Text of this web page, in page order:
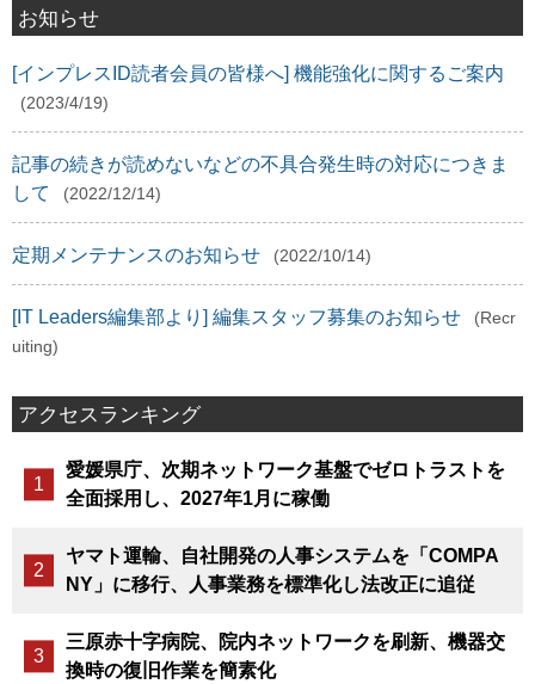
お知らせ
[インプレスID読者会員の皆様へ] 機能強化に関するご案内
(2023/4/19)
記事の続きが読めないなどの不具合発生時の対応につきま
して
(2022/12/14)
定期メンテナンスのお知らせ (2022/10/14)
[IT Leaders編集部より] 編集スタッフ募集のお知らせ
(Recr
uiting)
アクセスランキング
愛媛県庁、次期ネットワーク基盤でゼロトラストを
全面採用し、2027年1月に稼働
ヤマト運輸、自社開発の人事システムを「COMPA
NY」に移行、人事業務を標準化し法改正に追従
三原赤十字病院、院内ネットワークを刷新、機器交
換時の復旧作業を簡素化